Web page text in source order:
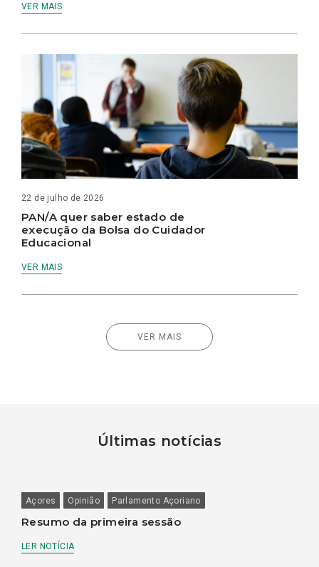
VER MAIS
22 de julho de 2026
PAN/A quer saber estado de
execução da Bolsa do Cuidador
Educacional
VER MAIS
VER MAIS
Últimas notícias
Açores Opinião Parlamento Açoriano
Resumo da primeira sessão
LER NOTÍCIA